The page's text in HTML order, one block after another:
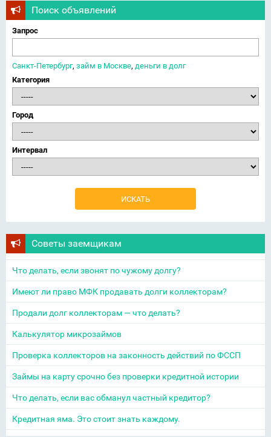
Поиск объявлений
Запрос
Санкт-Петербург, займ в Москве, деньги в долг
Категория
Город
Интервал
Советы заемщикам
Что делать, если звонят по чужому долгу?
Имеют ли право МФК продавать долги коллекторам?
Продали долг коллекторам — что делать?
Калькулятор микрозаймов
Проверка коллекторов на законность действий по ФССП
Займы на карту срочно без проверки кредитной истории
Что делать, если вас обманул частный кредитор?
Кредитная яма. Это стоит знать каждому.